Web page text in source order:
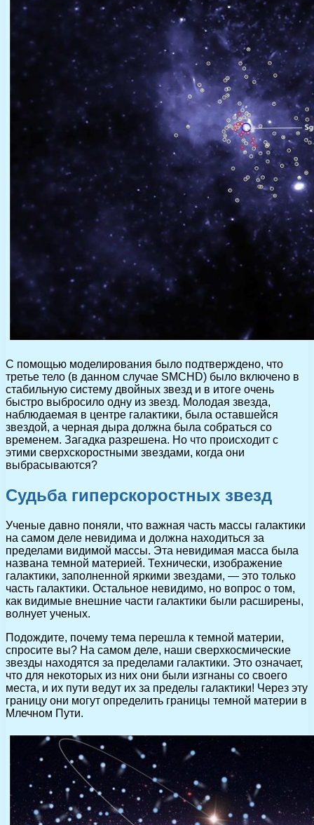
С помощью моделирования было подтверждено, что
третье тело (в данном случае SMCHD) было включено в
стабильную систему двойных звезд и в итоге очень
быстро выбросило одну из звезд. Молодая звезда,
наблюдаемая в центре галактики, была оставшейся
звездой, а черная дыра должна была собраться со
временем. Загадка разрешена. Но что происходит с
этими сверхскоростными звездами, когда они
выбрасываются?
Судьба гиперскоростных звезд
Ученые давно поняли, что важная часть массы галактики
на самом деле невидима и должна находиться за
пределами видимой массы. Эта невидимая масса была
названа темной материей. Технически, изображение
галактики, заполненной яркими звездами, — это только
часть галактики. Остальное невидимо, но вопрос о том,
как видимые внешние части галактики были расширены,
волнует ученых.
Подождите, почему тема перешла к темной материи,
спросите вы? На самом деле, наши сверхкосмические
звезды находятся за пределами галактики. Это означает,
что для некоторых из них они были изгнаны со своего
места, и их пути ведут их за пределы галактики! Через эту
границу они могут определить границы темной материи в
Млечном Пути.